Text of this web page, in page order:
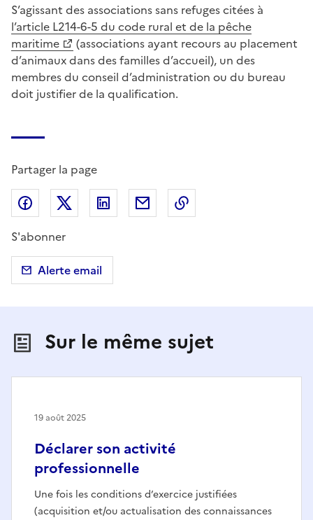
S’agissant des associations sans refuges citées à
l’article L214-6-5 du code rural et de la pêche
maritime
(associations ayant recours au placement
d’animaux dans des familles d’accueil), un des
membres du conseil d’administration ou du bureau
doit justifier de la qualification.
Partager la page
Partager sur Facebook
Partager sur X (anciennement Twitter)
Partager sur LinkedIn
Partager par email
S'abonner
Alerte email
Sur le même sujet
Déclarer son activité
professionnelle
Une fois les conditions d’exercice justifiées
(acquisition et/ou actualisation des connaissances
19 août 2025